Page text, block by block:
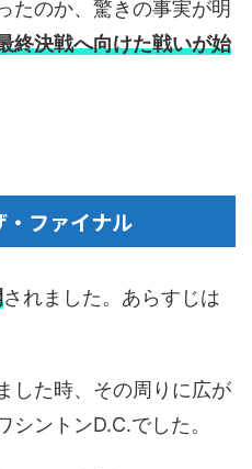
たのか、驚きの事実が明
終決戦へ向けた戦いが始
ファイナル
されました。あらすじは
した時、その周りに広が
シントンD.C.でした。